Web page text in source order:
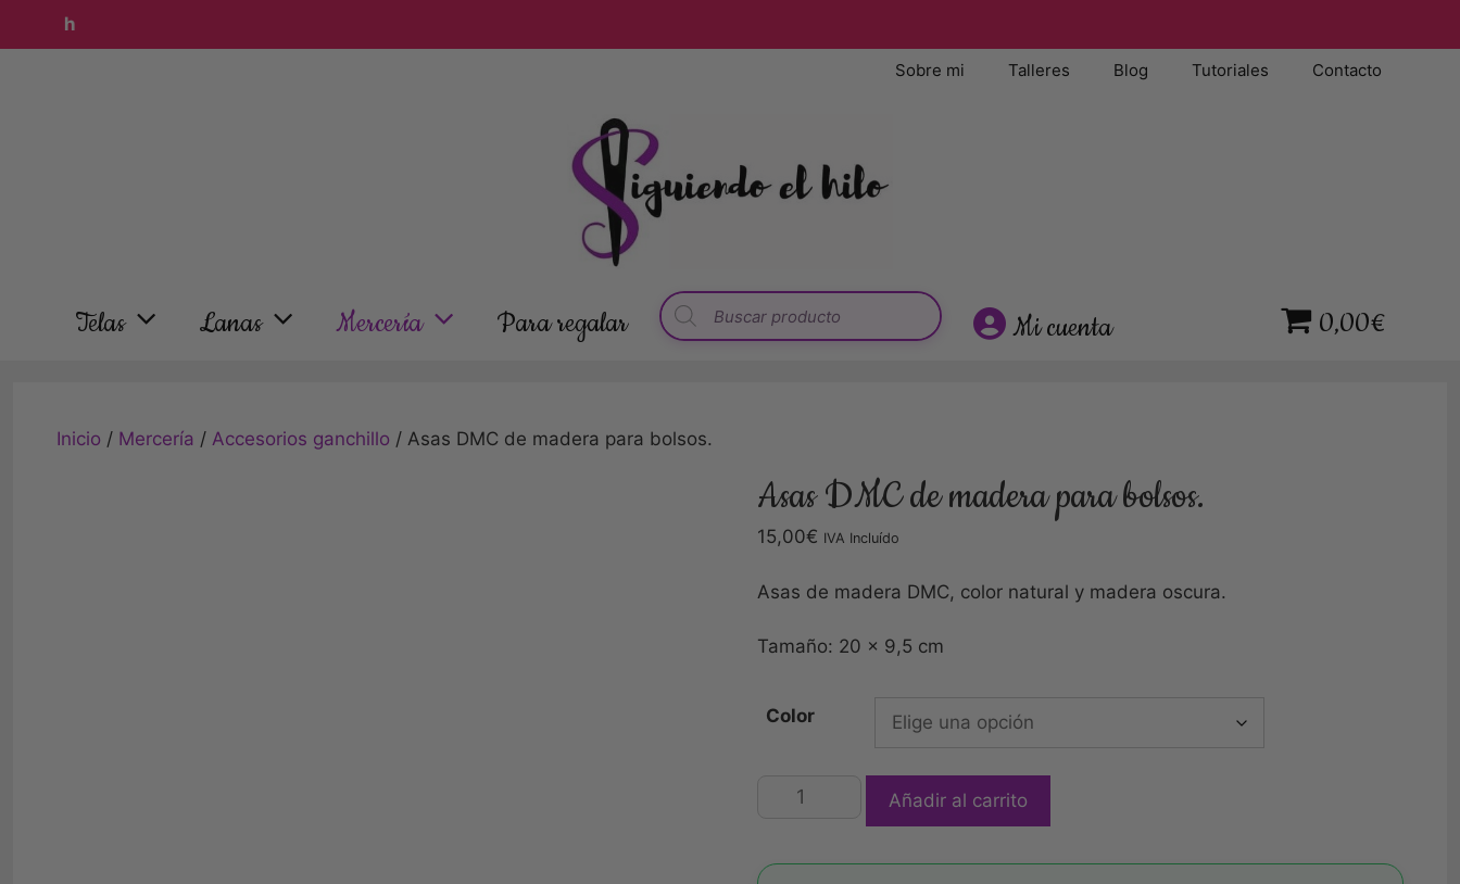
Sobre mi Talleres Blog Tutoriales Contacto
Telas Lanas Mercería Para regalar Mi cuenta 0,00€
Inicio / Mercería / Accesorios ganchillo / Asas DMC de madera para bolsos.
Asas DMC de madera para bolsos.
15,00€ IVA Incluído
Asas de madera DMC, color natural y madera oscura.
Tamaño: 20 x 9,5 cm
Color
Añadir al carrito